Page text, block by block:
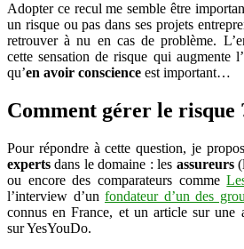
Adopter ce recul me semble être
un risque ou pas dans ses projets
retrouver à nu en cas de problème.
cette sensation de risque qui augmente
qu’en avoir conscience est important…
Comment gérer le risque
Pour répondre à cette question, je
experts dans le domaine : les assureurs
ou encore des comparateurs comme
l’interview d’un fondateur d’un des
connus en France, et un article sur une
sur YesYouDo.